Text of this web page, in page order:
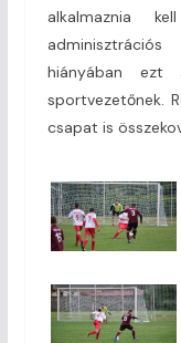
alkalmaznia
hiányában
sportvezetőnek.
csapat is